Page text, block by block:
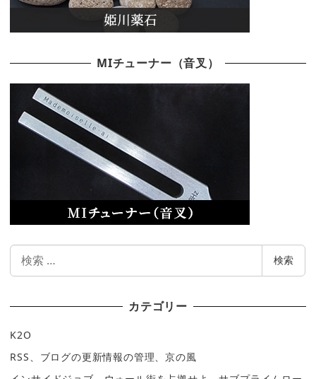
MIチューナー（音叉）
検索
カテゴリー
K2O
RSS、ブログの更新情報の管理、京の風